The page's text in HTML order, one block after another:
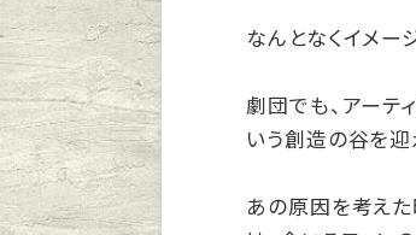
なんとなくイメー
劇団でも、アーテ
いう創造の谷を迎
あの原因を考えた